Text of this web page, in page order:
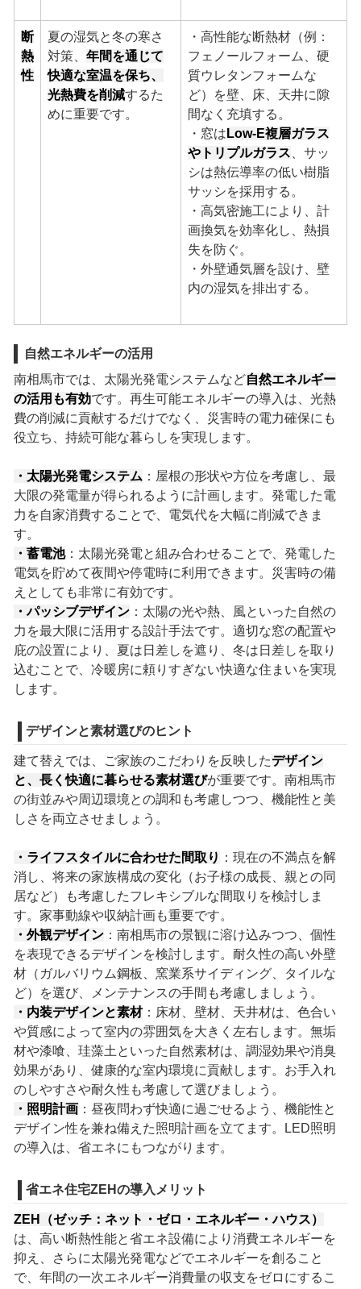
断
熱
性
夏の湿気と冬の寒さ
対策、 年間を通じて
快適な室温を保ち、
光熱費を削減するた
めに重要です。
・高性能な断熱材（例：
フェノールフォーム、硬
質ウレタンフォームな
ど）を壁、床、天井に隙
間なく充填する。
・窓は Low-E複層ガラス
やトリプルガラス 、サッ
シは熱伝導率の低い樹脂
サッシを採用する。
・高気密施工により、計
画換気を効率化し、熱損
失を防ぐ。
・外壁通気層を設け、壁
内の湿気を排出する。
自然エネルギーの活用
南相馬市では、太陽光発電システムなど自然エネルギー
の活用も有効です。再生可能エネルギーの導入は、光熱
費の削減に貢献するだけでなく、災害時の電力確保にも
役立ち、持続可能な暮らしを実現します。
・太陽光発電システム ：屋根の形状や方位を考慮し、最
大限の発電量が得られるように計画します。発電した電
力を自家消費することで、電気代を大幅に削減できま
す。
・蓄電池：太陽光発電と組み合わせることで、発電した
電気を貯めて夜間や停電時に利用できます。災害時の備
えとしても非常に有効です。
・パッシブデザイン：太陽の光や熱、風といった自然の
力を最大限に活用する設計手法です。適切な窓の配置や
庇の設置により、夏は日差しを遮り、冬は日差しを取り
込むことで、冷暖房に頼りすぎない快適な住まいを実現
します。
デザインと素材選びのヒント
建て替えでは、ご家族のこだわりを反映したデザイン
と、長く快適に暮らせる素材選びが重要です。南相馬市
の街並みや周辺環境との調和も考慮しつつ、機能性と美
しさを両立させましょう。
・ライフスタイルに合わせた間取り ：現在の不満点を解
消し、将来の家族構成の変化（お子様の成長、親との同
居など）も考慮したフレキシブルな間取りを検討しま
す。家事動線や収納計画も重要です。
・外観デザイン：南相馬市の景観に溶け込みつつ、個性
を表現できるデザインを検討します。耐久性の高い外壁
材（ガルバリウム鋼板、窯業系サイディング、タイルな
ど）を選び、メンテナンスの手間も考慮しましょう。
・内装デザインと素材：床材、壁材、天井材は、色合い
や質感によって室内の雰囲気を大きく左右します。無垢
材や漆喰、珪藻土といった自然素材は、調湿効果や消臭
効果があり、健康的な室内環境に貢献します。お手入れ
のしやすさや耐久性も考慮して選びましょう。
・照明計画：昼夜問わず快適に過ごせるよう、機能性と
デザイン性を兼ね備えた照明計画を立てます。LED照明
の導入は、省エネにもつながります。
省エネ住宅ZEHの導入メリット
ZEH（ゼッチ：ネット・ゼロ・エネルギー・ハウス）
は、高い断熱性能と省エネ設備により消費エネルギーを
抑え、さらに太陽光発電などでエネルギーを創ること
で、年間の一次エネルギー消費量の収支をゼロにするこ